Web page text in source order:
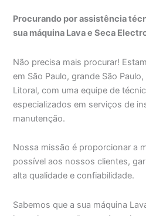
Procurando por assistência
sua máquina Lava e Seca
Não precisa mais procurar!
em São Paulo, grande São
Litoral, com uma equipe de
especializados em serviços de
manutenção.
Nossa missão é proporcionar a
possível aos nossos clientes,
alta qualidade e confiabilidade.
Sabemos que a sua máquina